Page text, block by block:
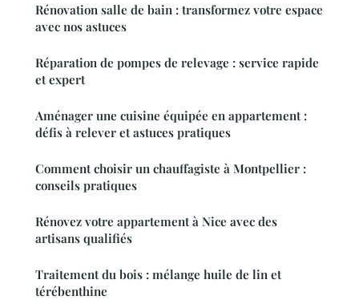
Rénovation salle de bain : transformez votre espace
avec nos astuces
Réparation de pompes de relevage : service rapide
et expert
Aménager une cuisine équipée en appartement :
défis à relever et astuces pratiques
Comment choisir un chauffagiste à Montpellier :
conseils pratiques
Rénovez votre appartement à Nice avec des
artisans qualifiés
Traitement du bois : mélange huile de lin et
térébenthine